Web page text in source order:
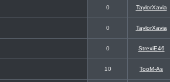
0 TaylorXavia
0 TaylorXavia
0 StrexiE46
10 TooM-As